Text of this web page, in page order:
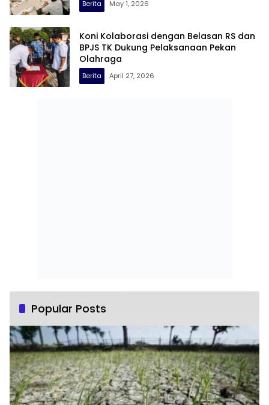
Berita May 1, 2026
Koni Kolaborasi dengan Belasan RS dan
BPJS TK Dukung Pelaksanaan Pekan
Olahraga
Berita April 27, 2026
Popular Posts